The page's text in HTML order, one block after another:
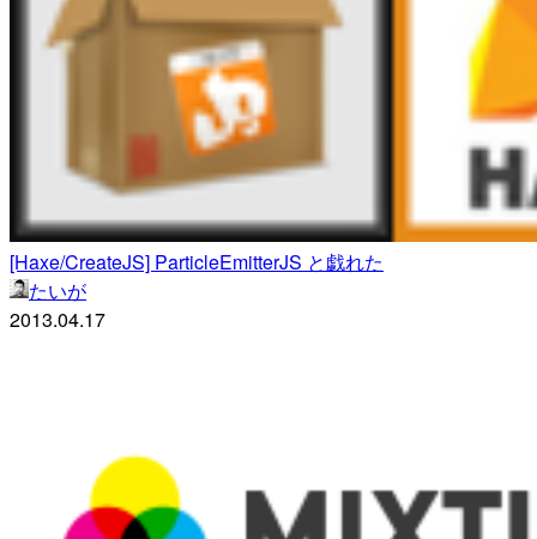
[Haxe/CreateJS] ParticleEmitterJS と戯れた
たいが
2013.04.17